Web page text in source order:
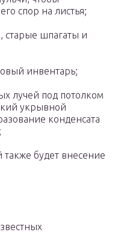
спор на листья;
старые шпагаты и
инвентарь;
лучей под потолком
укрывной
конденсата
будет внесение